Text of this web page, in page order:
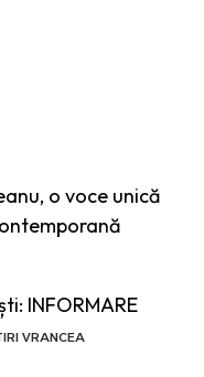
o voce unică
INFORMARE
VRANCEA